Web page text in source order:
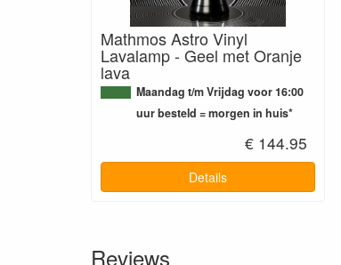
Mathmos Astro Vinyl
Lavalamp - Geel met Oranje
lava
Maandag t/m Vrijdag voor 16:00
uur besteld = morgen in huis*
€ 144.95
Details
Reviews